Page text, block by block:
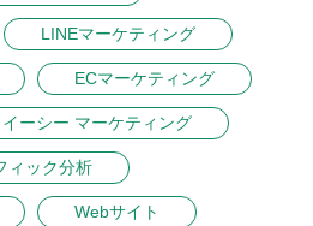
LINEマーケティング
ECマーケティング
イーシー マーケティング
ィック分析
Webサイト